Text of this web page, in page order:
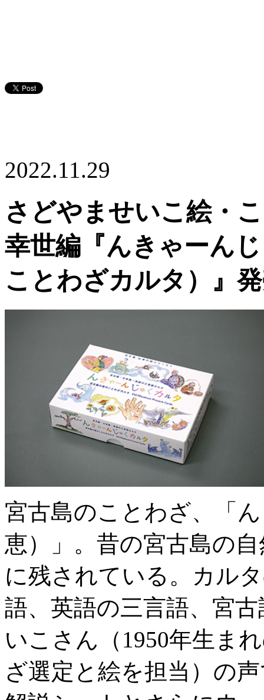
2022.11.29
さどやませいこ絵・
幸世編『んきゃーん
ことわざカルタ）』
宮古島のことわざ、「
恵）」。昔の宮古島の
に残されている。カル
語、英語の三言語、宮
いこさん（1950年生ま
ざ選定と絵を担当）の